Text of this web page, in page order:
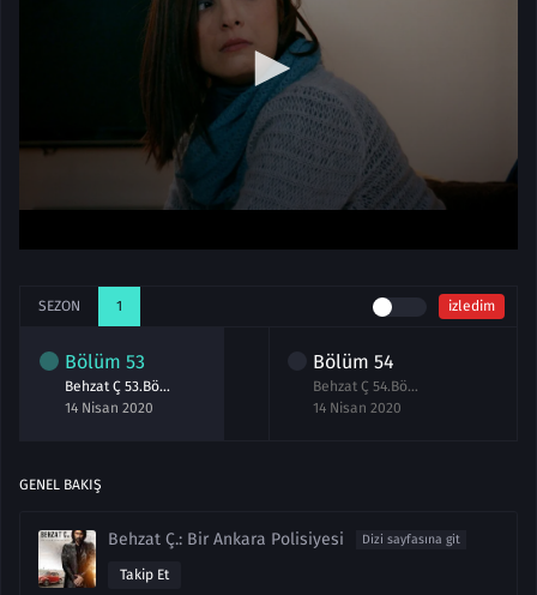
SEZON 1 izledim
Bölüm 53
Behzat Ç 53.Bölüm izle
14 Nisan 2020
Bölüm 54
Behzat Ç 54.Bölüm izle
14 Nisan 2020
GENEL BAKIŞ
Behzat Ç.: Bir Ankara Polisiyesi Dizi sayfasına git
Takip Et